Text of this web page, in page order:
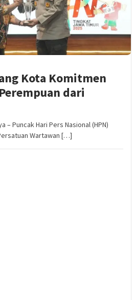
Kota Komitmen
dari
– Puncak Hari Pers Nasional (HPN)
Wartawan […]